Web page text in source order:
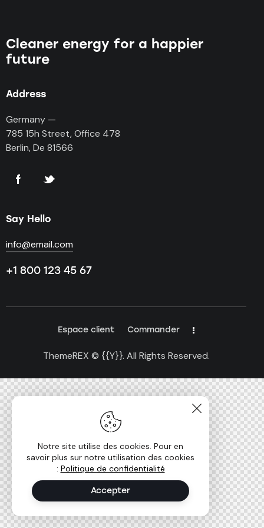
Cleaner energy for a happier
future
Address
Germany —
785 15h Street, Office 478
Berlin, De 81566
Say Hello
info@email.com
+1 800 123 45 67
Espace client Commander
ThemeREX © {{Y}}. All Rights Reserved.
Notre site utilise des cookies. Pour en
savoir plus sur notre utilisation des cookies
: Politique de confidentialité
Accepter